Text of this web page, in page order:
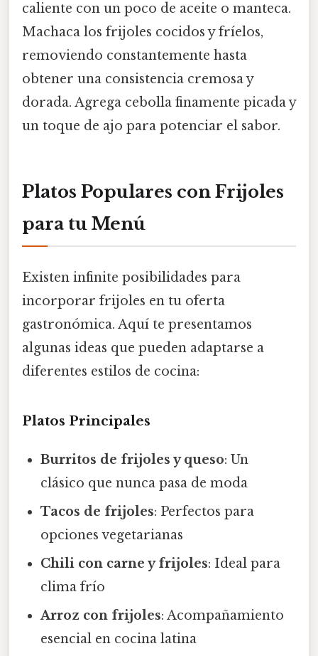
caliente con un poco de aceite o manteca.
Machaca los frijoles cocidos y fríelos,
removiendo constantemente hasta
obtener una consistencia cremosa y
dorada. Agrega cebolla finamente picada y
un toque de ajo para potenciar el sabor.
Platos Populares con Frijoles
para tu Menú
Existen infinite posibilidades para
incorporar frijoles en tu oferta
gastronómica. Aquí te presentamos
algunas ideas que pueden adaptarse a
diferentes estilos de cocina:
Platos Principales
Burritos de frijoles y queso: Un
clásico que nunca pasa de moda
Tacos de frijoles: Perfectos para
opciones vegetarianas
Chili con carne y frijoles: Ideal para
clima frío
Arroz con frijoles: Acompañamiento
esencial en cocina latina